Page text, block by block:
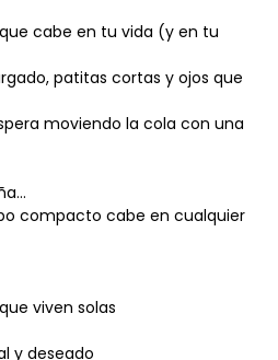
cabe en tu vida (y en tu
patitas cortas y ojos que
moviendo la cola con una
compacto cabe en cualquier
viven solas
y deseado